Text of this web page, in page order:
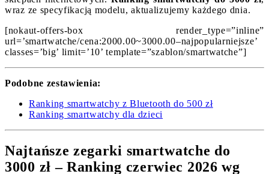
wraz ze specyfikacją modelu, aktualizujemy każdego dnia.
[nokaut-offers-box render_type=”inline”
url=’smartwatche/cena:2000.00~3000.00–najpopularniejsze’
classes=’big’ limit=’10’ template=”szablon/smartwatche”]
Podobne zestawienia:
Ranking smartwatchy z Bluetooth do 500 zł
Ranking smartwatchy dla dzieci
Najtańsze zegarki smartwatche do
3000 zł – Ranking czerwiec 2026 wg